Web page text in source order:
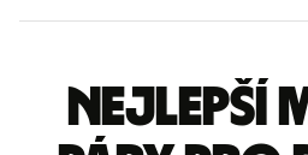
Nejlepší